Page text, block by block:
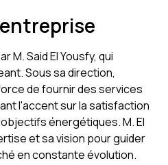
M. Said El Yousfy, qui
Sous sa direction,
de fournir des services
l'accent sur la satisfaction
énergétiques. M. El
et sa vision pour guider
en constante évolution.